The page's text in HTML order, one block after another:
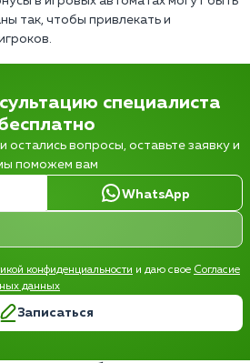
так, чтобы привлекать и
специалиста
остались вопросы, оставьте заявку и
поможем вам
WhatsApp
конфиденциальности и даю свое Согласие
данных
Записаться